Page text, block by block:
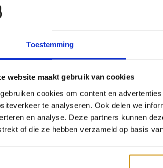
Toestemming
website maakt gebruik van cookies
cookies om content en
te analyseren. Ook delen we
en analyse. Deze partners kunnen
of die ze hebben verzameld op basis
en gevogelte.
reviews
over dit product..